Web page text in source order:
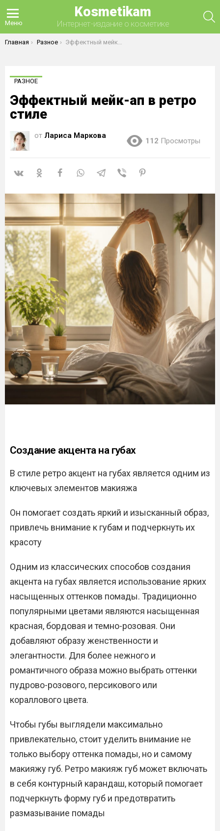
Меню
Kosmetikam
Интернет-издание о косметике
Вы здесь:
Главная Разное Эффектный мейк-ап в ретро стиле
РАЗНОЕ
Эффектный мейк-ап в ретро
стиле
от Лариса Маркова
112 Просмотры
Создание акцента на губах
В стиле ретро акцент на губах является одним из
ключевых элементов макияжа
Он помогает создать яркий и изысканный образ,
привлечь внимание к губам и подчеркнуть их
красоту
Одним из классических способов создания
акцента на губах является использование ярких
насыщенных оттенков помады. Традиционно
популярными цветами являются насыщенная
красная, бордовая и темно-розовая. Они
добавляют образу женственности и
элегантности. Для более нежного и
романтичного образа можно выбрать оттенки
пудрово-розового, персикового или
кораллового цвета.
Чтобы губы выглядели максимально
привлекательно, стоит уделить внимание не
только выбору оттенка помады, но и самому
макияжу губ. Ретро макияж губ может включать
в себя контурный карандаш, который помогает
подчеркнуть форму губ и предотвратить
размазывание помады